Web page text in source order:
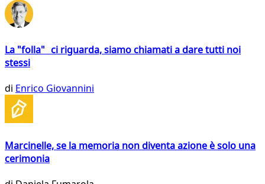
La "folla" ci riguarda, siamo chiamati a dare tutti noi
stessi
di Enrico Giovannini
Marcinelle, se la memoria non diventa azione è solo una
cerimonia